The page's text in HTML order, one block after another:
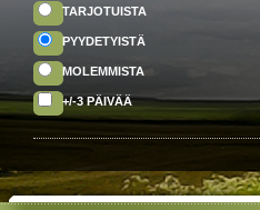
TARJOTUISTA
PYYDETYISTÄ
MOLEMMISTA
+/-3 PÄIVÄÄ